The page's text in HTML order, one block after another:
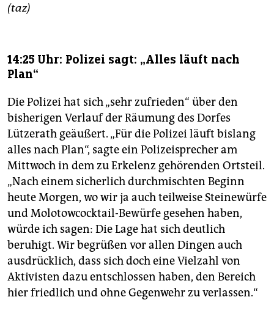
(taz)
14:25 Uhr: Polizei sagt: „Alles läuft nach
Plan“
Die Polizei hat sich „sehr zufrieden“ über den
bisherigen Verlauf der Räumung des Dorfes
Lützerath geäußert. „Für die Polizei läuft bislang
alles nach Plan“, sagte ein Polizeisprecher am
Mittwoch in dem zu Erkelenz gehörenden Ortsteil.
„Nach einem sicherlich durchmischten Beginn
heute Morgen, wo wir ja auch teilweise Steinewürfe
und Molotowcocktail-Bewürfe gesehen haben,
würde ich sagen: Die Lage hat sich deutlich
beruhigt. Wir begrüßen vor allen Dingen auch
ausdrücklich, dass sich doch eine Vielzahl von
Aktivisten dazu entschlossen haben, den Bereich
hier friedlich und ohne Gegenwehr zu verlassen.“